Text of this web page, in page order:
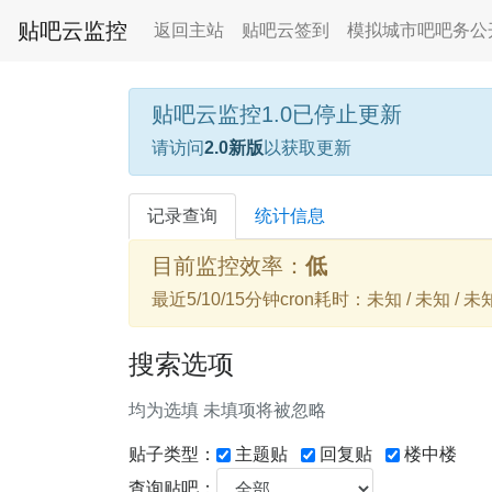
贴吧云监控 返回主站 贴吧云签到 模拟城市吧吧务公
贴吧云监控1.0已停止更新
请访问2.0新版 以获取更新
记录查询 统计信息
目前监控效率： 低
最近5/10/15分钟cron耗时：未知 / 未知 / 未
搜索选项
均为选填 未填项将被忽略
贴子类型： 主题贴 回复贴
楼中楼
查询贴吧：